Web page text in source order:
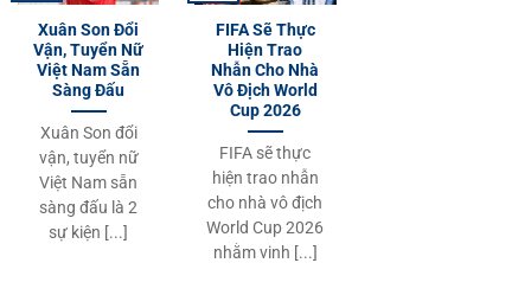
Xuân Son Đổi
Vận, Tuyển Nữ
Việt Nam Sẵn
Sàng Đấu
Xuân Son đổi
vận, tuyển nữ
Việt Nam sẵn
sàng đấu là 2
sự kiện [...]
FIFA Sẽ Thực
Hiện Trao
Nhẫn Cho Nhà
Vô Địch World
Cup 2026
FIFA sẽ thực
hiện trao nhẫn
cho nhà vô địch
World Cup 2026
nhằm vinh [...]